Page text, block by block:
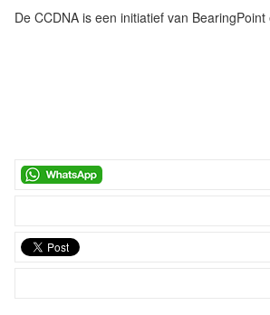
De CCDNA is een initiatief van BearingPoint